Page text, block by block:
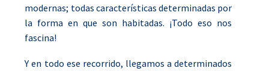
modernas; todas características determinadas por
la forma en que son habitadas. ¡Todo eso nos
fascina!
Y en todo ese recorrido, llegamos a determinados